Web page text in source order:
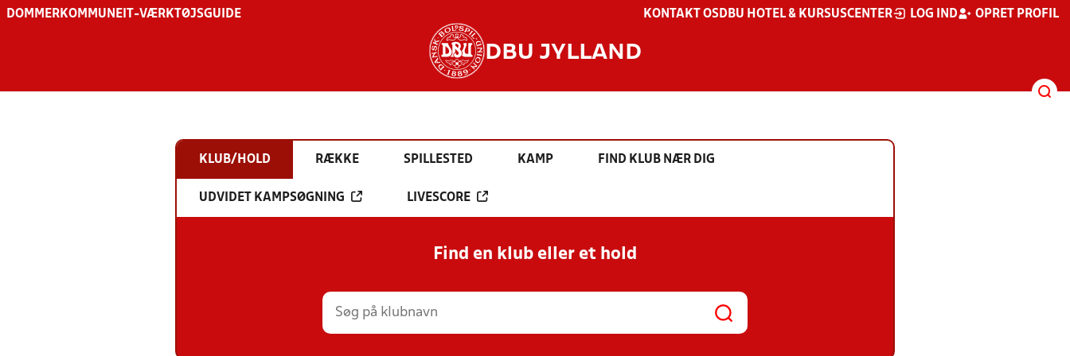
DOMMER KOMMUNE IT-VÆRKTØJSGUIDE KONTAKT OS DBU HOTEL & KURSUSCENTER LOG IND OPRET PROFIL
DBU JYLLAND
KLUB/HOLD RÆKKE SPILLESTED KAMP FIND KLUB NÆR DIG
UDVIDET KAMPSØGNING LIVESCORE
Find en klub eller et hold